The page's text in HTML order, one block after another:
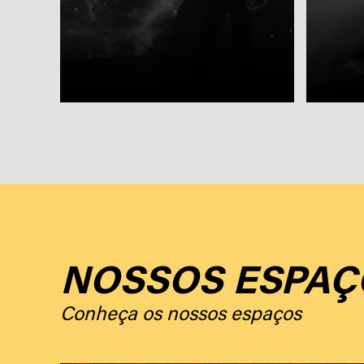
NOSSOS
Conheça os nossos espaços